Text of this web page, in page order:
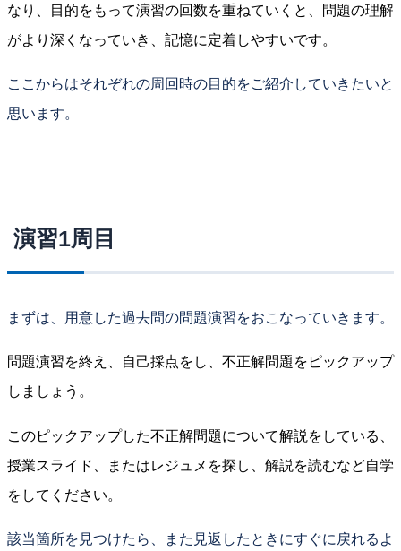
なり、目的をもって演習の回数を重ねていくと、問題の理解
がより深くなっていき、記憶に定着しやすいです。
ここからはそれぞれの周回時の目的をご紹介していきたいと
思います。
演習1周目
まずは、用意した過去問の問題演習をおこなっていきます。
問題演習を終え、自己採点をし、不正解問題をピックアップ
しましょう。
このピックアップした不正解問題について解説をしている、
授業スライド、またはレジュメを探し、解説を読むなど自学
をしてください。
該当箇所を見つけたら、また見返したときにすぐに戻れるよ